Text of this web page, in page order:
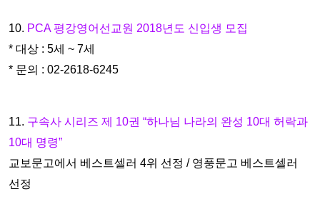
10. PCA 평강영어선교원 2018년도 신입생 모집
* 대상 : 5세 ~ 7세
* 문의 : 02-2618-6245
11. 구속사 시리즈 제 10권 “하나님 나라의 완성 10대 허락과
10대 명령”
교보문고에서 베스트셀러 4위 선정 / 영풍문고 베스트셀러
선정